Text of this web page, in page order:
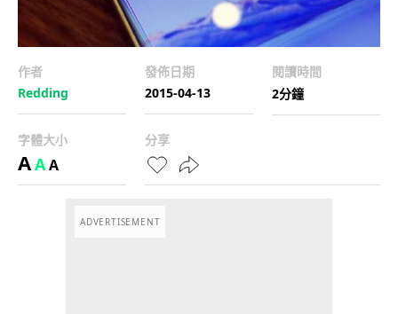
作者
Redding
發佈日期
2015-04-13
閱讀時間
2分鐘
字體大小
AAA
分享
ADVERTISEMENT